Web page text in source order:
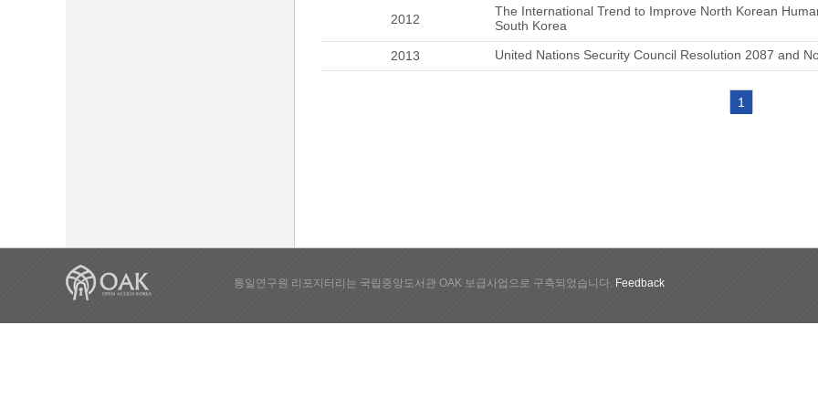
2012
The International Trend to Improve North Korean
South Korea
2013 United Nations Security Council Resolution 2087 and
1
통일연구원 리포지터리는 국립중앙도서관 OAK 보급사업으로 구축되었습니다. Feedback